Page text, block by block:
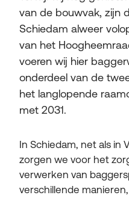
van de bouwvak, zijn
Schiedam alweer
van het
voeren wij hier
onderdeel van de
het langlopende
met 2031.
In Schiedam, net als in
zorgen we voor het
verwerken van
verschillende